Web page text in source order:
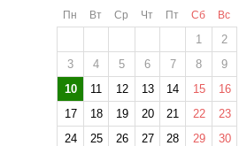
Пн Вт Ср Чт Пт Сб Вс
1
2
3
4 5 6 7 8
9
10
11 12 13 14 15
16
17
18 19 20 21 22
23
24
25 26 27 28 29
30